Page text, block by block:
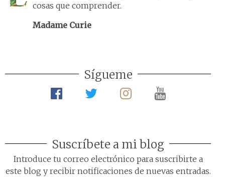
cosas que comprender.
Madame Curie
Sígueme
Suscríbete a mi blog
Introduce tu correo electrónico para suscribirte a
este blog y recibir notificaciones de nuevas entradas.